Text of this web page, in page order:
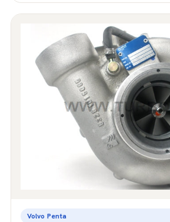
Volvo Penta